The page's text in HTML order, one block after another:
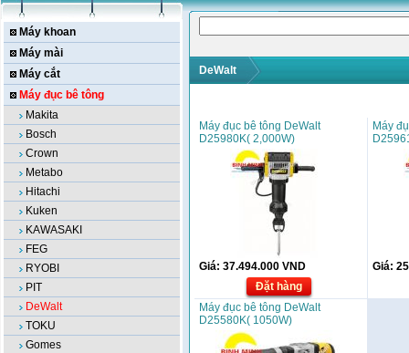
Máy khoan
Máy mài
Máy cắt
Máy đục bê tông
Makita
Bosch
Crown
Metabo
Hitachi
Kuken
KAWASAKI
FEG
RYOBI
PIT
DeWalt
TOKU
Gomes
DeWalt
Máy đục bê tông DeWalt
D25980K( 2,000W)
Giá: 37.494.000 VND
Đặt hàng
Máy
Giá:
Máy đục bê tông DeWalt
D25580K( 1050W)